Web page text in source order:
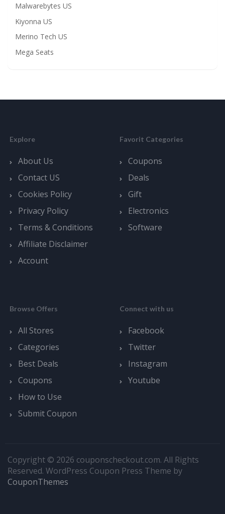
Malwarebytes US
Kiyonna US
Merino Tech US
Mega Seats
Explore
About Us
Contact US
Cookies Policy
Privacy Policy
Terms & Conditions
Affiliate Disclaimer
Account
Favorit Categories
Coupons
Deals
Gift
Electronics
Software
Browse Offers
All Stores
Categories
Best Deals
Coupons
How to Use
Submit Coupon
Connect with us
Facebook
Twitter
Instagram
Youtube
Copyright © 2026 couponscheckout.com. All Rights
Reserved. WordPress Coupon Press Theme by
CouponThemes